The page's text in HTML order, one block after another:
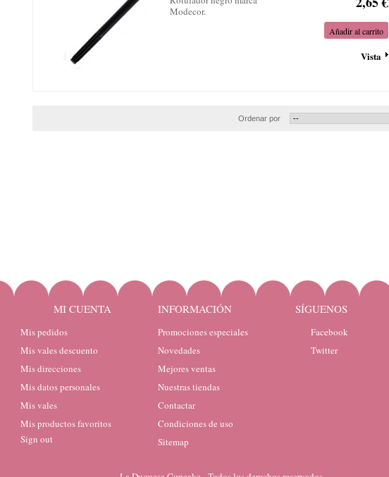
Modecor.
Añadir al carrito
Vista
Ordenar por
MI CUENTA
Mis pedidos
Mis vales descuento
Mis direcciones
Mis datos personales
Mis vales
Mis productos favoritos
Sign out
INFORMACIÓN
Promociones especiales
Novedades
Mejores ventas
Nuestras tiendas
Contactar
Condiciones de uso
Sitemap
SÍGUENOS
Facebook
Twitter